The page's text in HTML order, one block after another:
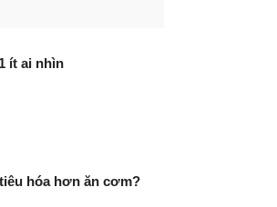
ít ai nhìn
hóa hơn ăn cơm?